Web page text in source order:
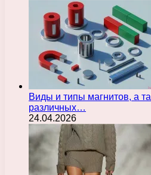
Виды и типы магнитов, а
различных…
24.04.2026